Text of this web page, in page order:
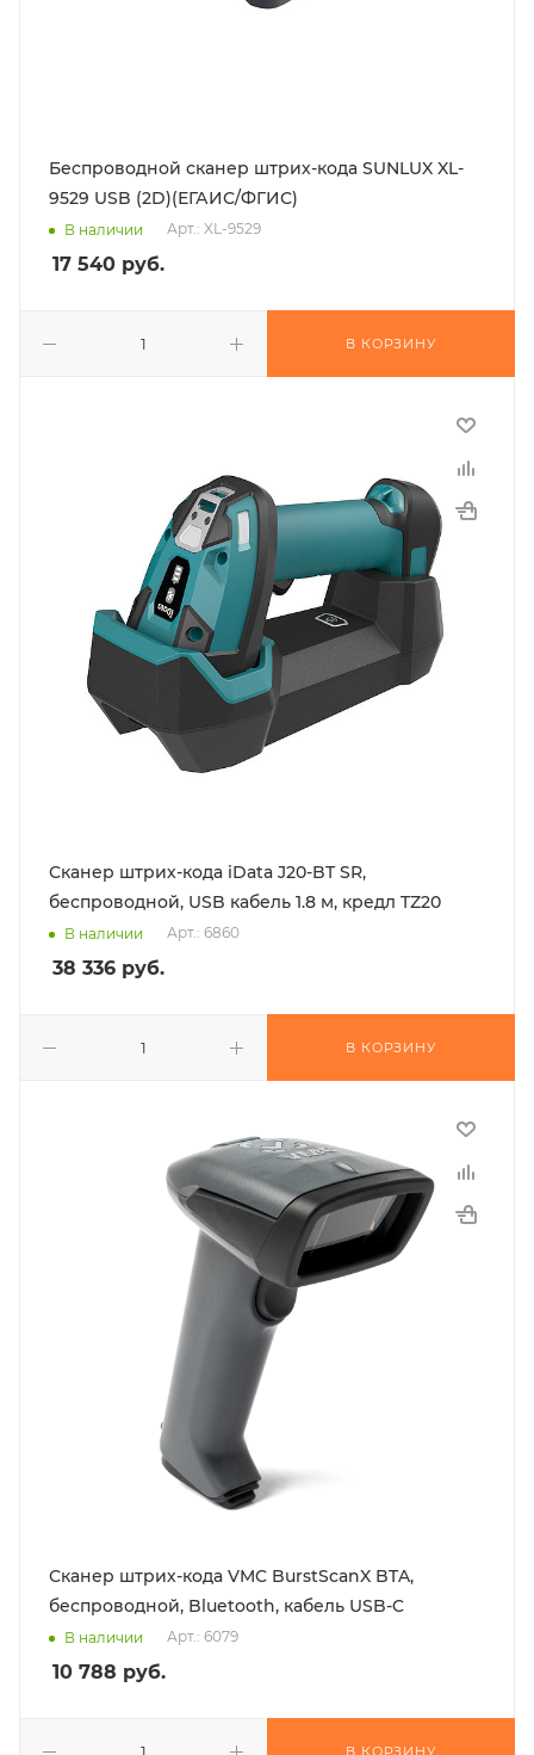
Беспроводной сканер штрих-кода SUNLUX XL-
9529 USB (2D)(ЕГАИС/ФГИС)
В наличии Арт.: XL-9529
17 540 руб.
В КОРЗИНУ
Сканер штрих-кода iData J20-BT SR,
беспроводной, USB кабель 1.8 м, кредл TZ20
В наличии Арт.: 6860
38 336 руб.
В КОРЗИНУ
Сканер штрих-кода VMC BurstScanX BTA,
беспроводной, Bluetooth, кабель USB-C
В наличии Арт.: 6079
10 788 руб.
В КОРЗИНУ